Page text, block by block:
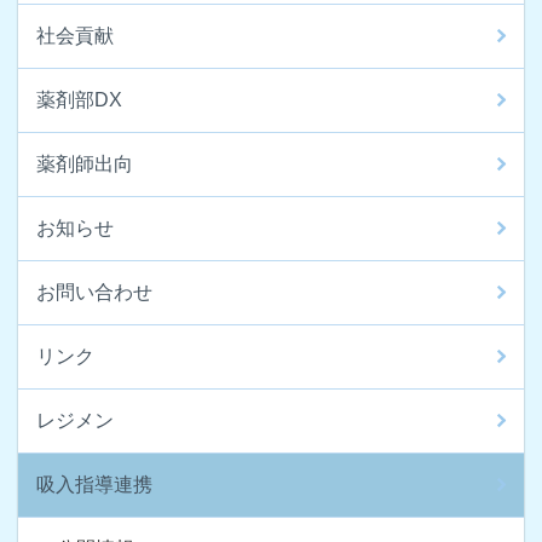
社会貢献
薬剤部DX
薬剤師出向
お知らせ
お問い合わせ
リンク
レジメン
吸入指導連携